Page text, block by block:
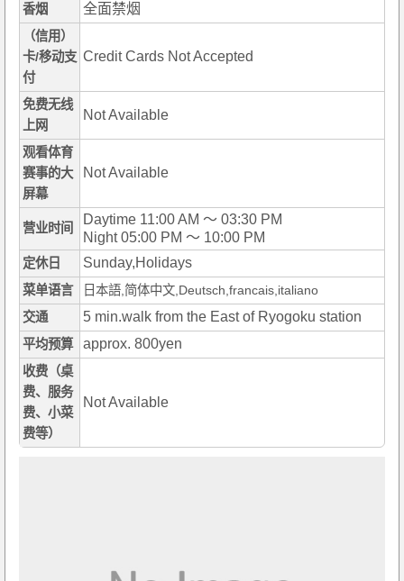
香烟 全面禁烟
（信用）
卡/移动支
付
Credit Cards Not Accepted
免费无线
上网
Not Available
观看体育
赛事的大
屏幕
Not Available
营业时间
Daytime 11:00 AM ～ 03:30 PM
Night 05:00 PM ～ 10:00 PM
定休日 Sunday,Holidays
菜单语言
日本語,简体中文,Deutsch,francais,italiano
交通
5 min.walk from the East of Ryogoku station
平均预算 approx. 800yen
收费（桌
费、服务
费、小菜
费等）
Not Available